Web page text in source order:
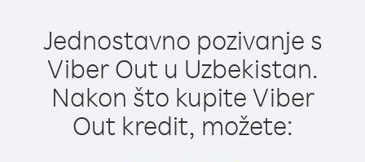
Jednostavno pozivanje s
Viber Out u Uzbekistan.
Nakon što kupite Viber
Out kredit, možete: